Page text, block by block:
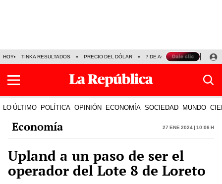
HOY TINKA RESULTADOS PRECIO DEL DÓLAR 7 DE AGOSTO OLLANTA
LO ÚLTIMO POLÍTICA OPINIÓN ECONOMÍA SOCIEDAD MUNDO
Economía 27 Ene 2024 | 10:06 h
Upland a un paso de ser el
operador del Lote 8 de Loreto